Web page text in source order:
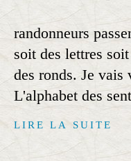
randonneurs
soit des lettres
des ronds. Je vais
L'alphabet des
LIRE LA SUITE